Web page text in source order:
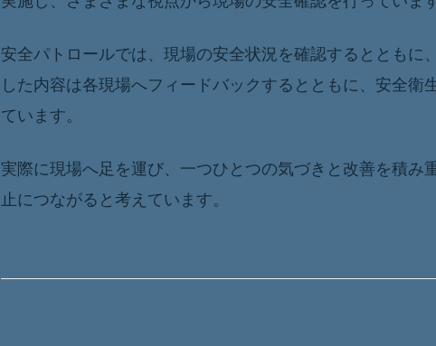
安全パトロールでは、現場の安全状況を確認するととも
した内容は各現場へフィードバックするとともに、安全
ています。
実際に現場へ足を運び、一つひとつの気づきと改善を積
止につながると考えています。